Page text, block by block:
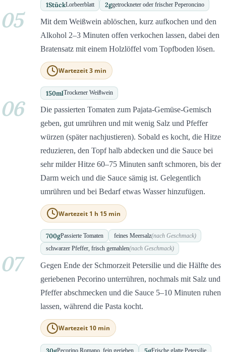
1StückLorbeerblatt 2ggetrockneter oder frischer Peperoncino
05
Mit dem Weißwein ablöschen, kurz aufkochen und den
Alkohol 2–3 Minuten offen verkochen lassen, dabei den
Bratensatz mit einem Holzlöffel vom Topfboden lösen.
Wartezeit 3 min
150mlTrockener Weißwein
06
Die passierten Tomaten zum Pajata-Gemüse-Gemisch
geben, gut umrühren und mit wenig Salz und Pfeffer
würzen (später nachjustieren). Sobald es kocht, die Hitze
reduzieren, den Topf halb abdecken und die Sauce bei
sehr milder Hitze 60–75 Minuten sanft schmoren, bis der
Darm weich und die Sauce sämig ist. Gelegentlich
umrühren und bei Bedarf etwas Wasser hinzufügen.
Wartezeit 1 h 15 min
700gPassierte Tomaten feines Meersalz(nach Geschmack)
schwarzer Pfeffer, frisch gemahlen(nach Geschmack)
07
Gegen Ende der Schmorzeit Petersilie und die Hälfte des
geriebenen Pecorino unterrühren, nochmals mit Salz und
Pfeffer abschmecken und die Sauce 5–10 Minuten ruhen
lassen, während die Pasta kocht.
Wartezeit 10 min
Pecorino Romano, fein gerieben Frische glatte Petersilie